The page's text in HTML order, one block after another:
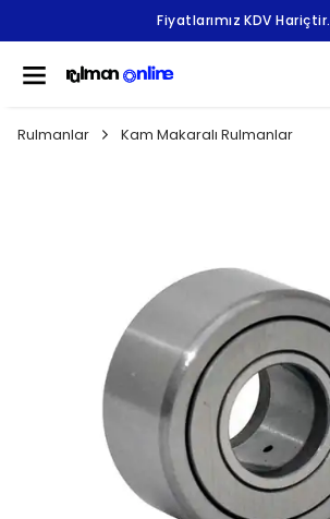
Fiyatlarımız KDV Hariçtir.
Rulmanlar Kam Makaralı Rulmanlar